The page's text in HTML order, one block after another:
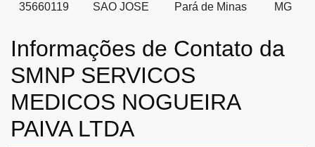
35660119 SAO JOSE Pará de Minas MG
Informações de Contato da
SMNP SERVICOS
MEDICOS NOGUEIRA
PAIVA LTDA